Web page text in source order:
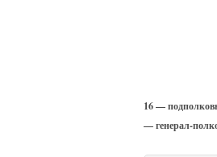
16 —
— генерал-